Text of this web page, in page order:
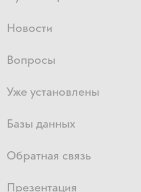
Новости
Вопросы
Уже установлены
Базы данных
Обратная связь
Презентация